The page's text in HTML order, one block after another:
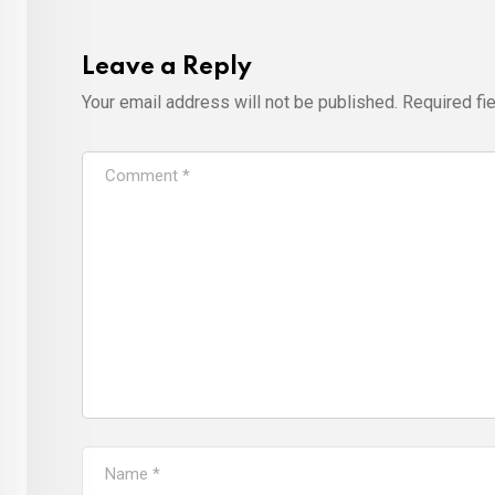
Leave a Reply
Your email address will not be published. Required